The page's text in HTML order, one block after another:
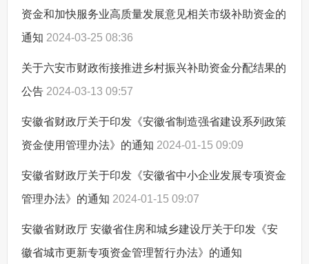
资金和加快服务业高质量发展意见相关市级补助资金的
通知 2024-03-25 08:36
关于六安市财政衔接推进乡村振兴补助资金分配结果的
公告 2024-03-13 09:57
安徽省财政厅关于印发《安徽省制造强省建设系列政策
资金使用管理办法》的通知 2024-01-15 09:09
安徽省财政厅关于印发《安徽省中小企业发展专项资金
管理办法》的通知 2024-01-15 09:07
安徽省财政厅 安徽省住房和城乡建设厅关于印发《安
徽省城市更新专项资金管理暂行办法》的通知